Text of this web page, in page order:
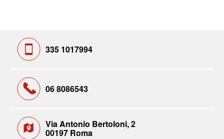
335 1017994
06 8086543
Via Antonio Bertoloni, 2
00197 Roma